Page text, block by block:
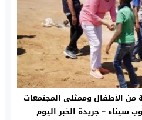
من الأطفال وممثلى المجتمعات
سيناء – جريدة الخبر اليوم